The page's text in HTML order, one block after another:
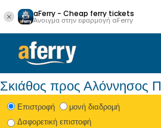
aFerry - Cheap ferry tickets
Άνοιγμα στην εφαρμογή aFerry
Σκιάθος προς Αλόννησος
Eπιστροφή
μονή διαδρομή
Δαφορετική επιστοφή